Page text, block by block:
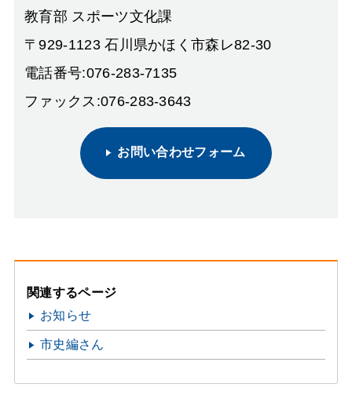
教育部 スポーツ文化課
〒929-1123 石川県かほく市森レ82-30
電話番号:076-283-7135
ファックス:076-283-3643
お問い合わせフォーム
関連するページ
お知らせ
市史編さん